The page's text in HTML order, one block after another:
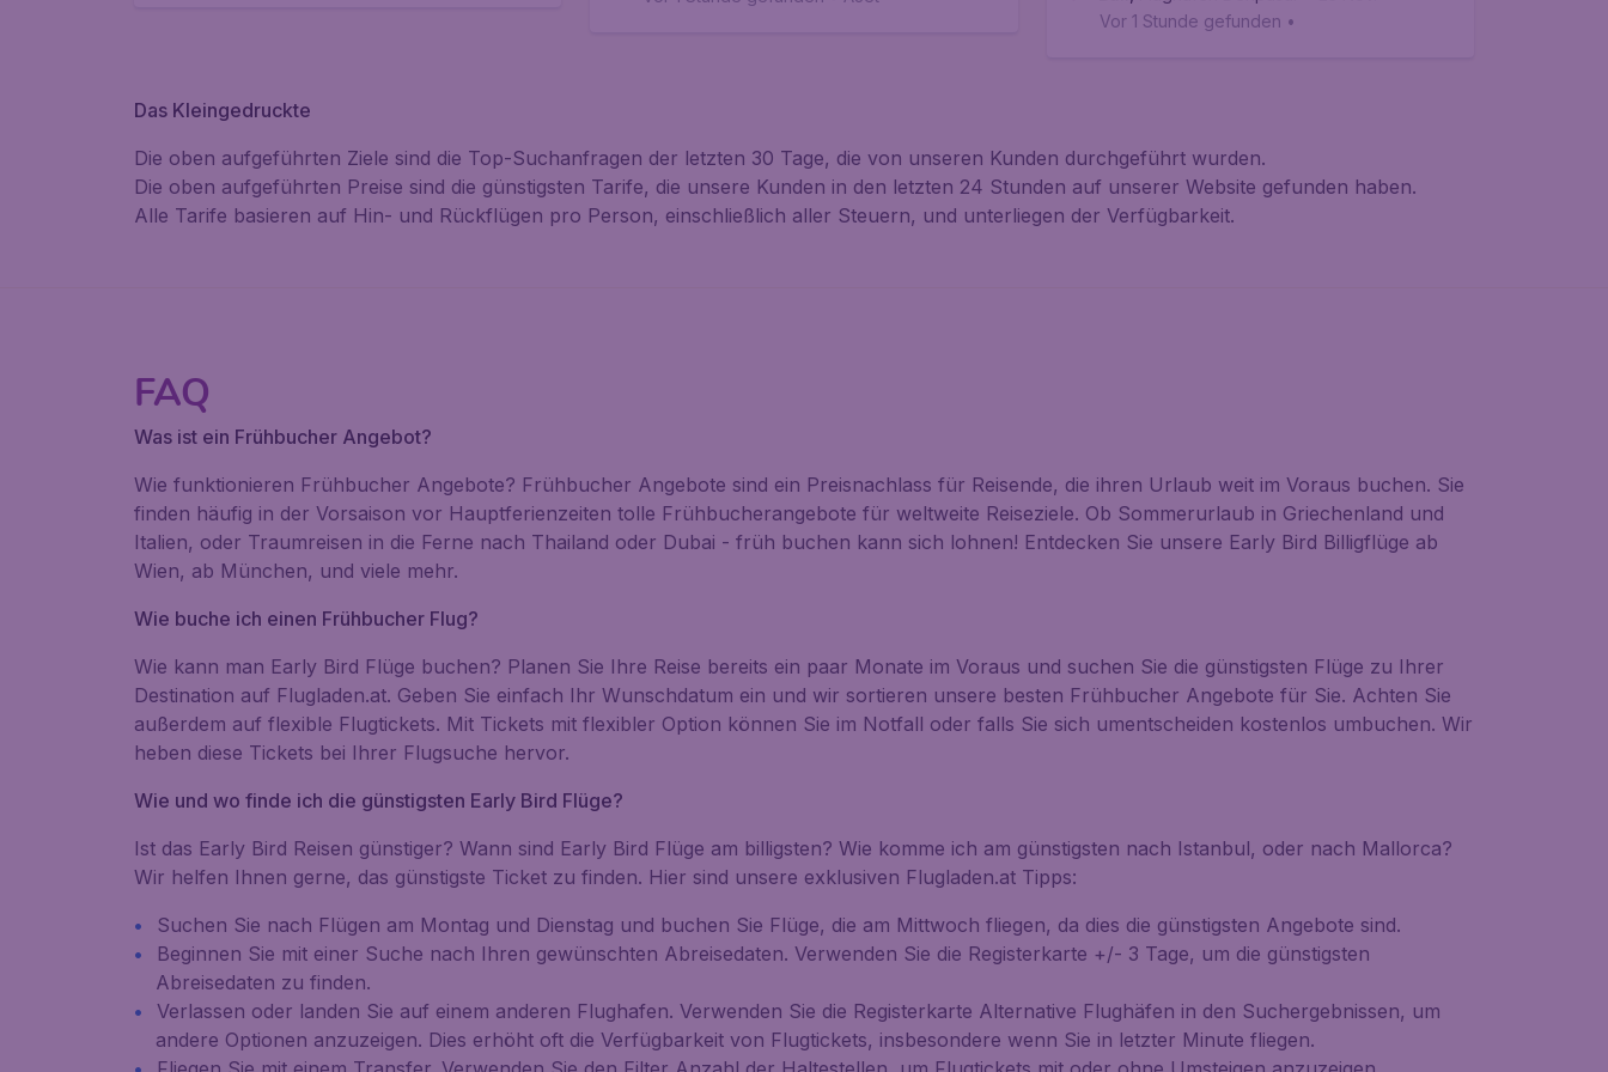
Vor 1 Stunde gefunden •
Das Kleingedruckte
Die oben aufgeführten Ziele sind die Top-Suchanfragen der letzten 30 Tage, die von unseren Kunden durchgeführt wurden.
Die oben aufgeführten Preise sind die günstigsten Tarife, die unsere Kunden in den letzten 24 Stunden auf unserer Website gefunden haben.
Alle Tarife basieren auf Hin- und Rückflügen pro Person, einschließlich aller Steuern, und unterliegen der Verfügbarkeit.
FAQ
Was ist ein Frühbucher Angebot?
Wie funktionieren Frühbucher Angebote? Frühbucher Angebote sind ein Preisnachlass für Reisende, die ihren Urlaub weit im Voraus buchen. Sie
finden häufig in der Vorsaison vor Hauptferienzeiten tolle Frühbucherangebote für weltweite Reiseziele. Ob Sommerurlaub in Griechenland und
Italien, oder Traumreisen in die Ferne nach Thailand oder Dubai - früh buchen kann sich lohnen! Entdecken Sie unsere Early Bird Billigflüge ab
Wien, ab München, und viele mehr.
Wie buche ich einen Frühbucher Flug?
Wie kann man Early Bird Flüge buchen? Planen Sie Ihre Reise bereits ein paar Monate im Voraus und suchen Sie die günstigsten Flüge zu Ihrer
Destination auf Flugladen.at. Geben Sie einfach Ihr Wunschdatum ein und wir sortieren unsere besten Frühbucher Angebote für Sie. Achten Sie
außerdem auf flexible Flugtickets. Mit Tickets mit flexibler Option können Sie im Notfall oder falls Sie sich umentscheiden kostenlos umbuchen. Wir
heben diese Tickets bei Ihrer Flugsuche hervor.
Wie und wo finde ich die günstigsten Early Bird Flüge?
Ist das Early Bird Reisen günstiger? Wann sind Early Bird Flüge am billigsten? Wie komme ich am günstigsten nach Istanbul, oder nach Mallorca?
Wir helfen Ihnen gerne, das günstigste Ticket zu finden. Hier sind unsere exklusiven Flugladen.at Tipps:
Suchen Sie nach Flügen am Montag und Dienstag und buchen Sie Flüge, die am Mittwoch fliegen, da dies die günstigsten Angebote sind.
Beginnen Sie mit einer Suche nach Ihren gewünschten Abreisedaten. Verwenden Sie die Registerkarte +/- 3 Tage, um die günstigsten
Abreisedaten zu finden.
Verlassen oder landen Sie auf einem anderen Flughafen. Verwenden Sie die Registerkarte Alternative Flughäfen in den Suchergebnissen, um
andere Optionen anzuzeigen. Dies erhöht oft die Verfügbarkeit von Flugtickets, insbesondere wenn Sie in letzter Minute fliegen.